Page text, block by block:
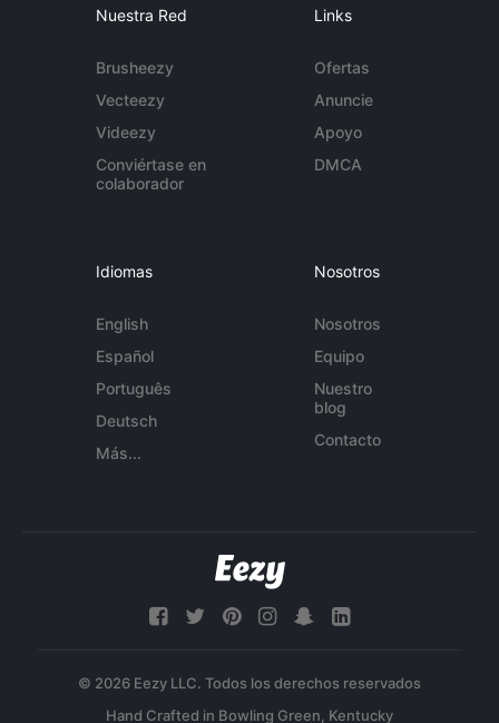
Nuestra Red
Brusheezy
Vecteezy
Videezy
Conviértase en
colaborador
Links
Ofertas
Anuncie
Apoyo
DMCA
Idiomas
English
Español
Português
Deutsch
Más...
Nosotros
Nosotros
Equipo
Nuestro
blog
Contacto
© 2026 Eezy LLC. Todos los derechos reservados